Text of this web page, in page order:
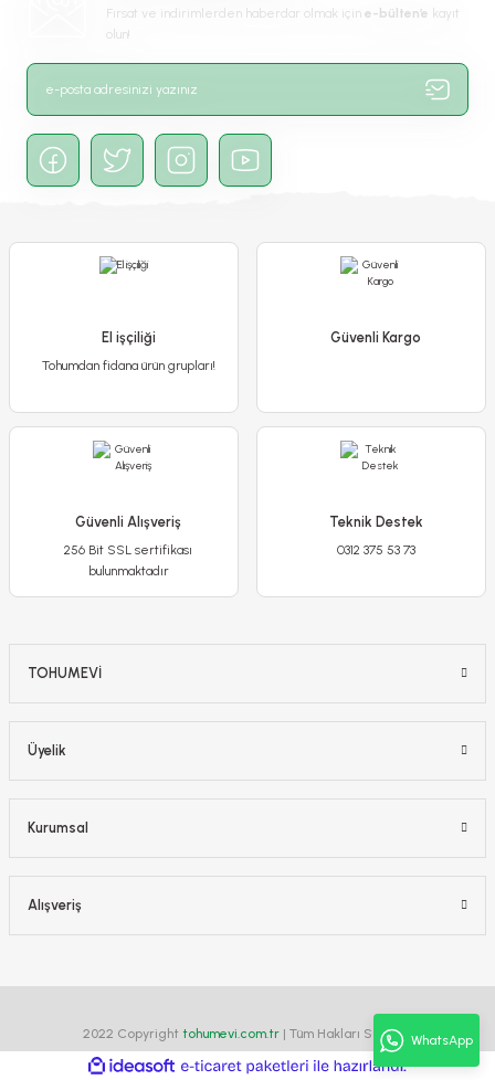
Gönder
65,00 TL
Sepete Ekle
90,00 TL
Fırsat ve indirimlerden haberdar olmak için e-bülten’e kayıt
olun!
El işçiliği
Tohumdan fidana ürün grupları!
Güvenli Kargo
Güvenli Alışveriş
256 Bit SSL sertifikası
bulunmaktadır
Teknik Destek
0312 375 53 73
TOHUMEVİ
Üyelik
Kurumsal
Alışveriş
2022 Copyright tohumevi.com.tr| Tüm Hakları Saklıdır.WhatsApp
ideasoft
e-
ile